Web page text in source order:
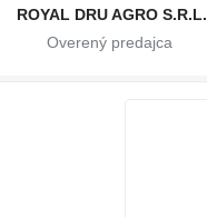
ROYAL DRU AGRO S.R.L.